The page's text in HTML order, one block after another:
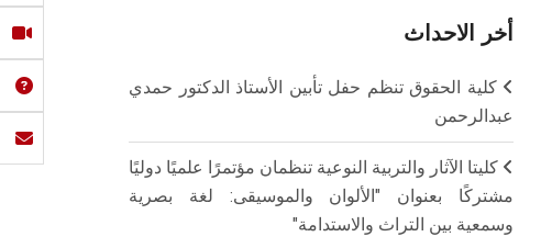
أخر الاحداث
كلية الحقوق تنظم حفل تأبين الأستاذ الدكتور حمدي
عبدالرحمن
كليتا الآثار والتربية النوعية تنظمان مؤتمرًا علميًا دوليًا
مشتركًا بعنوان "الألوان والموسيقى: لغة بصرية
وسمعية بين التراث والاستدامة"